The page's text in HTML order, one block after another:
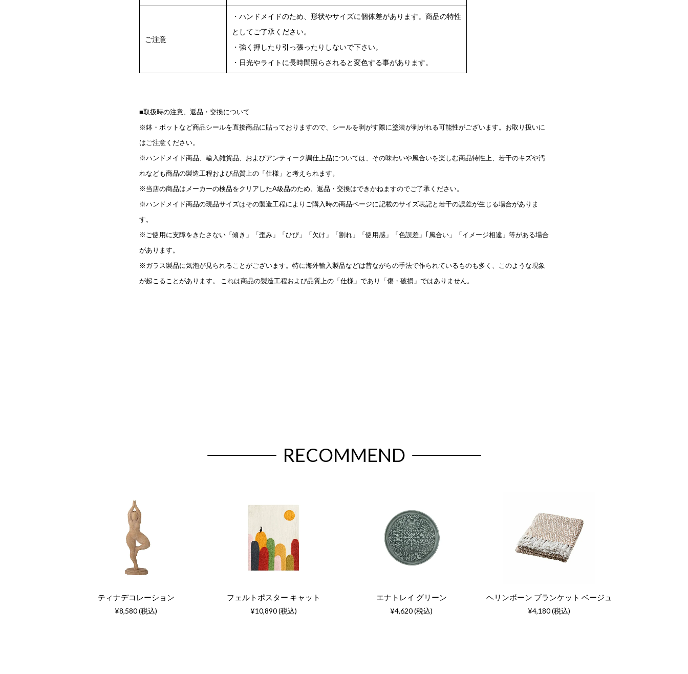
ご注意
・ハンドメイドのため、形状やサイズに個体差があります。商品の特性
としてご了承ください。
・強く押したり引っ張ったりしないで下さい。
・日光やライトに長時間照らされると変色する事があります。
■取扱時の注意、返品・交換について
※鉢・ポットなど商品シールを直接商品に貼っておりますので、シールを剥がす際に塗装が剥がれる可能性がございます。お取り扱いに
はご注意ください。
※ハンドメイド商品、輸入雑貨品、およびアンティーク調仕上品については、その味わいや風合いを楽しむ商品特性上、若干のキズや汚
れなども商品の製造工程および品質上の「仕様」と考えられます。
※当店の商品はメーカーの検品をクリアしたA級品のため、返品・交換はできかねますのでご了承ください。
※ハンドメイド商品の現品サイズはその製造工程によりご購入時の商品ページに記載のサイズ表記と若干の誤差が生じる場合がありま
す。
※ご使用に支障をきたさない「傾き」「歪み」「ひび」「欠け」「割れ」「使用感」「色誤差」｢風合い」「イメージ相違」等がある場合
があります。
※ガラス製品に気泡が見られることがございます。特に海外輸入製品などは昔ながらの手法で作られているものも多く、このような現象
が起こることがあります。 これは商品の製造工程および品質上の「仕様」であり「傷・破損」ではありません。
RECOMMEND
ティナデコレーション
¥8,580 (税込)
フェルトポスター キャット
¥10,890 (税込)
エナトレイ グリーン
¥4,620 (税込)
ヘリンボーン ブランケット ベージュ
¥4,180 (税込)